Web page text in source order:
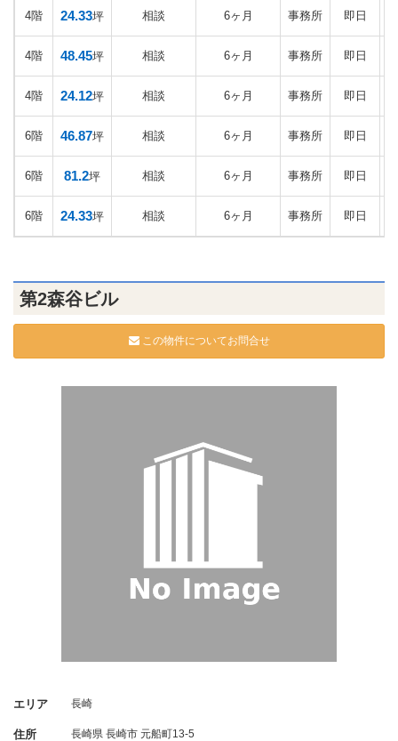
4階 24.33坪 相談 6ヶ月 事務所 即日
4階 48.45坪 相談 6ヶ月 事務所 即日
4階 24.12坪 相談 6ヶ月 事務所 即日
6階 46.87坪 相談 6ヶ月 事務所 即日
6階 81.2坪 相談 6ヶ月 事務所 即日
6階 24.33坪 相談 6ヶ月 事務所 即日
第2森谷ビル
この物件についてお問合せ
エリア 長崎
住所 長崎県 長崎市 元船町13-5